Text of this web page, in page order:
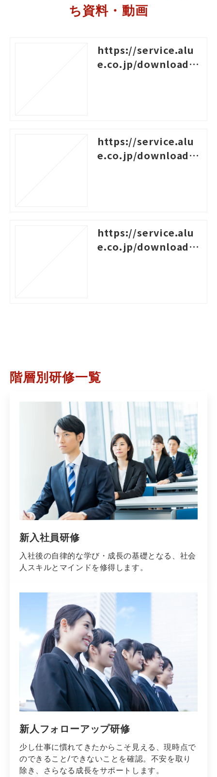
ち資料・動画
https://service.alu
e.co.jp/download/4
https://service.alu
e.co.jp/download/4
https://service.alu
e.co.jp/download/3
階層別研修一覧
新入社員研修
入社後の自律的な学び・成長の基礎となる、社会
人スキルとマインドを修得します。
新人フォローアップ研修
少し仕事に慣れてきたからこそ見える、現時点で
のできること/できないことを確認。不安を取り
除き、さらなる成長をサポートします。